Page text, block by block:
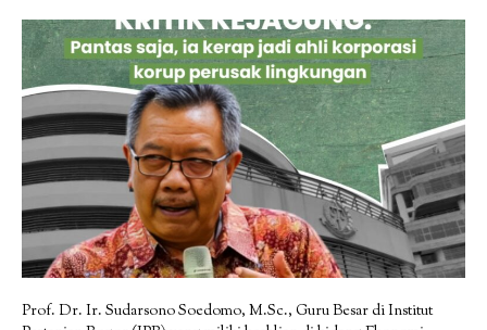
Prof. Dr. Ir. Sudarsono Soedomo, M.Sc., Guru Besar di Institut